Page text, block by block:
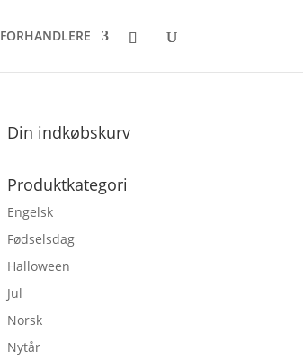
FORHANDLERE
Din indkøbskurv
Produktkategori
Engelsk
Fødselsdag
Halloween
Jul
Norsk
Nytår